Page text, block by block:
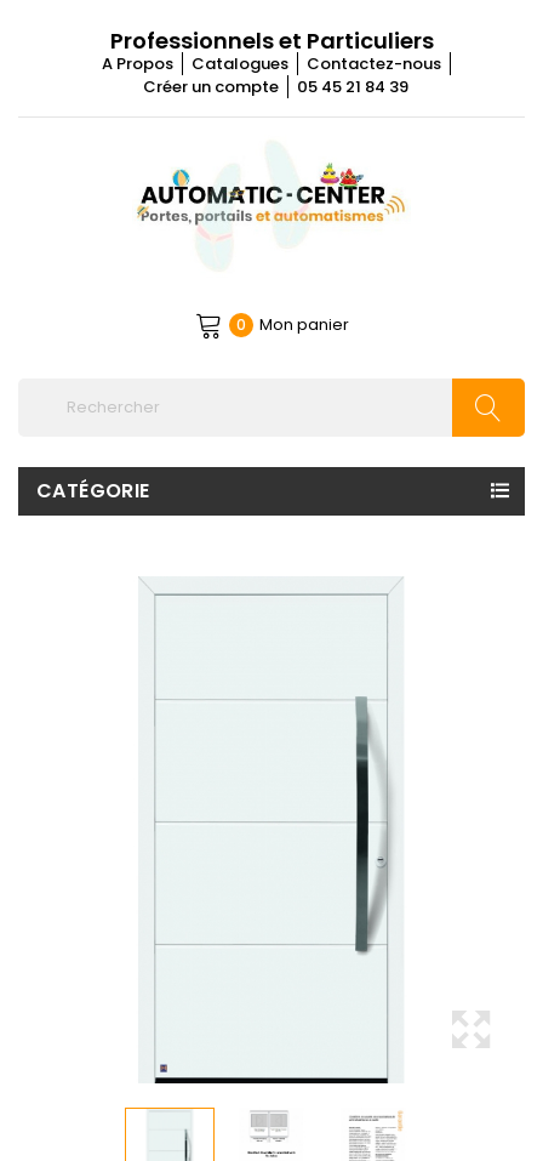
Professionnels et Particuliers
A Propos Catalogues
Contactez-nous
Créer un compte
05 45 21 84 39
0 Mon panier
CATÉGORIE